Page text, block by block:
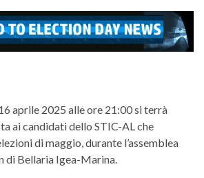
aprile 2025 alle ore 21:00 si terrà
ai candidati dello STIC-AL che
di maggio, durante l’assemblea
di Bellaria Igea-Marina.